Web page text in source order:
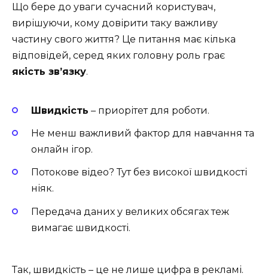
Що бере до уваги сучасний користувач,
вирішуючи, кому довірити таку важливу
частину свого життя? Це питання має кілька
відповідей, серед яких головну роль грає
якість зв’язку.
Швидкість – приорітет для роботи.
Не менш важливий фактор для навчання та
онлайн ігор.
Потокове відео? Тут без високої швидкості
ніяк.
Передача даних у великих обсягах теж
вимагає швидкості.
Так, швидкість – це не лише цифра в рекламі.